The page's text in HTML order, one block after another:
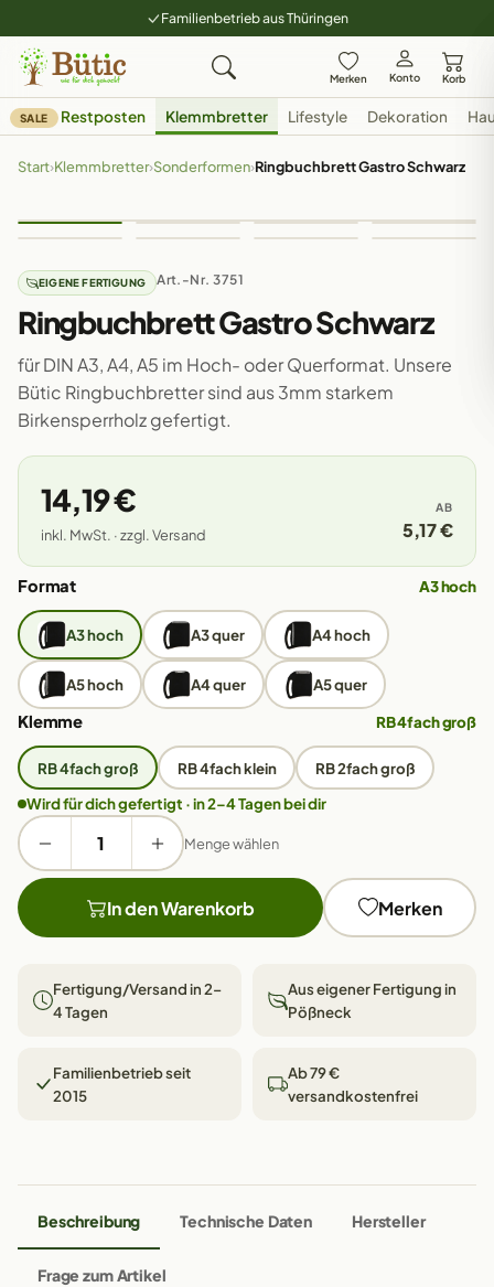
Familienbetrieb aus Thüringen
Merken Konto Korb
SALE Restposten Klemmbretter Lifestyle Dekoration
Start›Klemmbretter›Sonderformen›Ringbuchbrett Gastro Schwarz
EIGENE FERTIGUNG Art.-Nr. 3751
Ringbuchbrett Gastro Schwarz
für DIN A3, A4, A5 im Hoch- oder Querformat. Unsere
Bütic Ringbuchbretter sind aus 3mm starkem
Birkensperrholz gefertigt.
14,19 €
inkl. MwSt. · zzgl. Versand
AB
5,17 €
Format A3 hoch
A3 hoch A3 quer A4 hoch
A5 hoch A4 quer A5 quer
Klemme RB 4fach groß
RB 4fach groß RB 4fach klein
RB 2fach groß
Wird für dich gefertigt · in 2–4 Tagen bei dir
Menge wählen
In den Warenkorb Merken
Fertigung/Versand in 2–
4 Tagen
Aus eigener Fertigung in
Pößneck
Familienbetrieb seit
2015
Ab 79 €
versandkostenfrei
Beschreibung Technische Daten Hersteller
Frage zum Artikel